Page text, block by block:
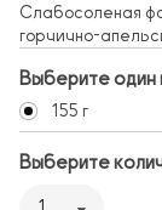
Слабосоленая
горчично-
Выберите один
155 г
Выберите